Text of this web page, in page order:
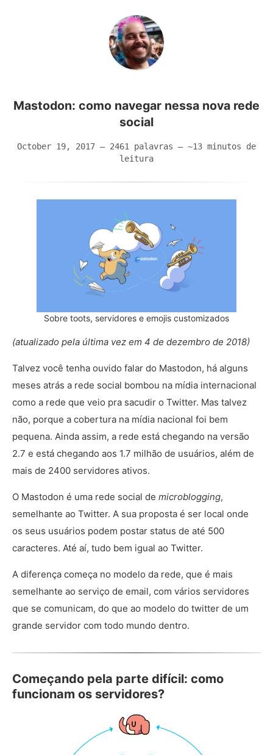
Mastodon: como navegar nessa nova rede
social
October 19, 2017 – 2461 palavras – ~13 minutos de
leitura
Sobre toots, servidores e emojis customizados
(atualizado pela última vez em 4 de dezembro de 2018)
Talvez você tenha ouvido falar do Mastodon, há alguns
meses atrás a rede social bombou na mídia internacional
como a rede que veio pra sacudir o Twitter. Mas talvez
não, porque a cobertura na mídia nacional foi bem
pequena. Ainda assim, a rede está chegando na versão
2.7 e está chegando aos 1.7 milhão de usuários, além de
mais de 2400 servidores ativos.
O Mastodon é uma rede social de microblogging,
semelhante ao Twitter. A sua proposta é ser local onde
os seus usuários podem postar status de até 500
caracteres. Até aí, tudo bem igual ao Twitter.
A diferença começa no modelo da rede, que é mais
semelhante ao serviço de email, com vários servidores
que se comunicam, do que ao modelo do twitter de um
grande servidor com todo mundo dentro.
Começando pela parte difícil: como
funcionam os servidores?